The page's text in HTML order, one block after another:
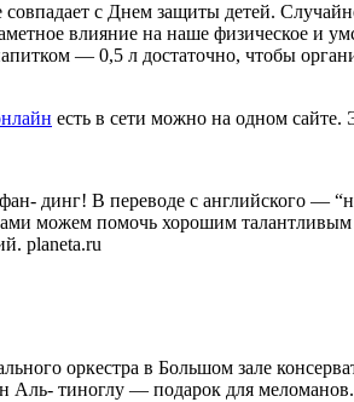
с Днем защиты детей.
влияние на наше физиче­ское и
— 0,5 л достаточ­но, чтобы
есть в сети можно на одном сайте.
динг! В переводе с английского —
можем помочь хорошим талант­ливым
planeta.ru
оркестра в Большом зале
Аль- тиноглу — подарок для